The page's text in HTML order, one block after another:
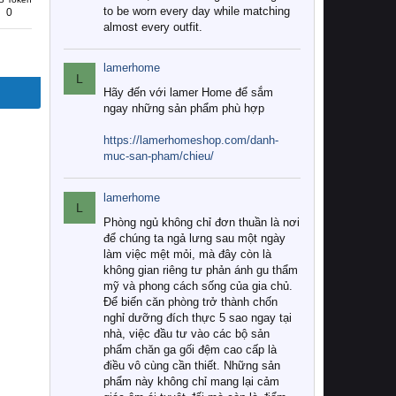
0
to be worn every day while matching
almost every outfit.
L
lamerhome
Hãy đến với lamer Home để sắm
ngay những sản phẩm phù hợp
https://lamerhomeshop.com/danh-
muc-san-pham/chieu/
L
lamerhome
Phòng ngủ không chỉ đơn thuần là nơi
để chúng ta ngả lưng sau một ngày
làm việc mệt mỏi, mà đây còn là
không gian riêng tư phản ánh gu thẩm
mỹ và phong cách sống của gia chủ.
Để biến căn phòng trở thành chốn
nghỉ dưỡng đích thực 5 sao ngay tại
nhà, việc đầu tư vào các bộ sản
phẩm chăn ga gối đệm cao cấp là
điều vô cùng cần thiết. Những sản
phẩm này không chỉ mang lại cảm